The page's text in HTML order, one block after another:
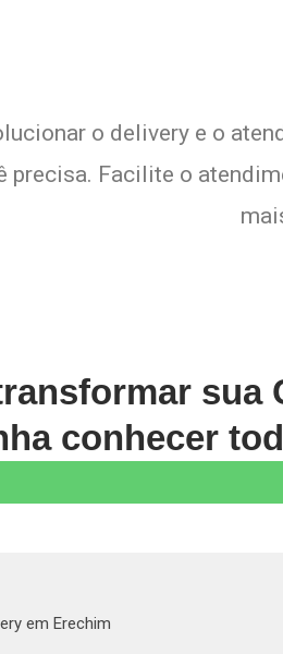
o delivery e o
precisa. Facilite o
sua
conhecer
em Erechim